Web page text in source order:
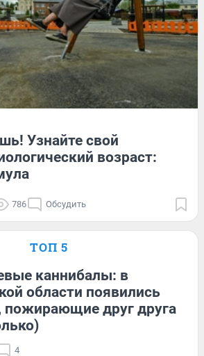
Узнайте свой
возраст:
786 Обсудить
ТОП 5
каннибалы: в
области появились
пожирающие друг друга
4